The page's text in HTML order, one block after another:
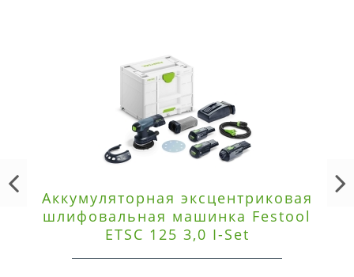
Аккумуляторная эксцентриковая
шлифовальная машинка Festool
ETSC 125 3,0 I-Set